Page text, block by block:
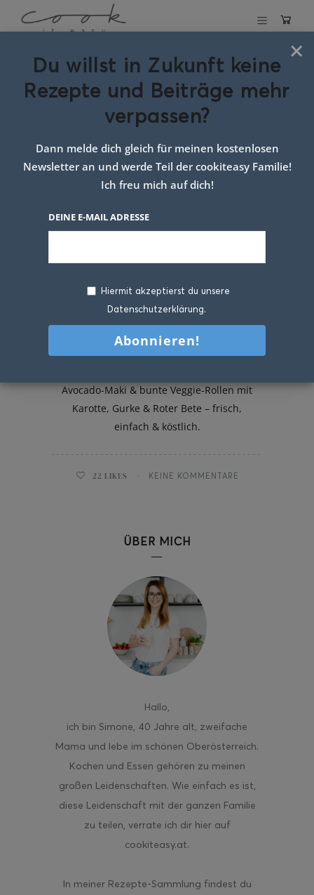
Schlagwort:Sushi
Genuss zuhause
Zweierlei Sushi
Avocado-Maki & bunte Veggie-Rollen mit
Karotte, Gurke & Roter Bete – frisch,
einfach & köstlich.
22 LIKES KEINE KOMMENTARE
ÜBER MICH
Hallo,
ich bin Simone, 40 Jahre alt, zweifache
Mama und lebe im schönen Oberösterreich.
Kochen und Essen gehören zu meinen
großen Leidenschaften. Wie einfach es ist,
diese Leidenschaft mit der ganzen Familie
zu teilen, verrate ich dir hier auf
cookiteasy.at.
In meiner Rezepte-Sammlung findest du
×
Du willst in Zukunft keine
Rezepte und Beiträge mehr
verpassen?
Dann melde dich gleich für meinen kostenlosen
Newsletter an und werde Teil der cookiteasy Familie!
Ich freu mich auf dich!
DEINE E-MAIL ADRESSE
Hiermit akzeptierst du unsere
Datenschutzerklärung.